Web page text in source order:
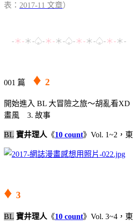
表： 2017-11 文章）
-＊-＊-♤-＊-＊-♤-＊-＊-♤-＊-＊-
001 篇 ♦ 2
開始進入 BL 大冒險之旅～胡亂看
畫風 3. 故事
BL 寶井理人 《10 count》Vol. 1~2，
♦ 3
BL 寶井理人 《10 count》Vol. 3~4，